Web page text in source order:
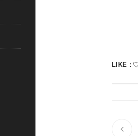
LIKE :